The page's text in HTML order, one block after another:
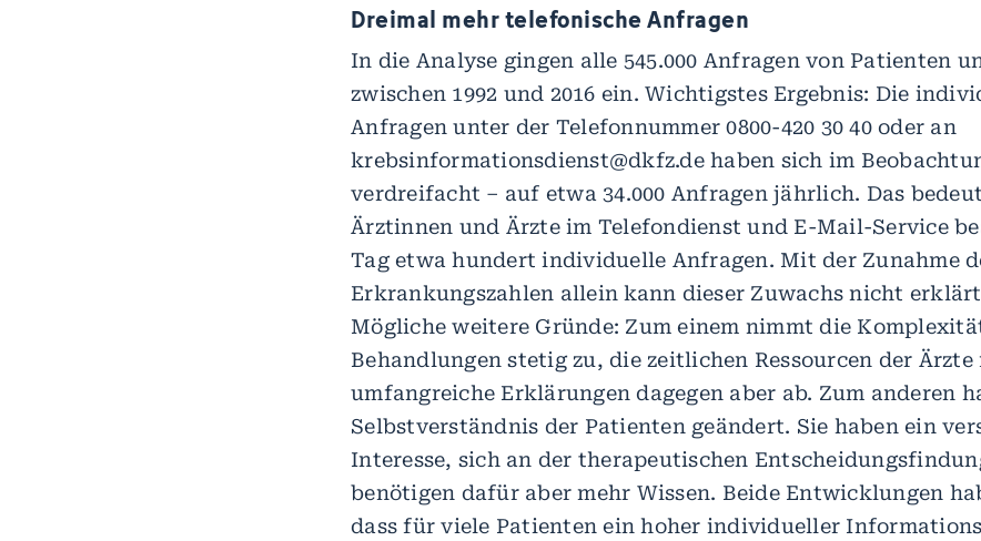
Dreimal mehr telefonische Anfragen
In die Analyse gingen alle 545.000 Anfragen von Patienten
zwischen 1992 und 2016 ein. Wichtigstes Ergebnis: Die
Anfragen unter der Telefonnummer 0800-420 30 40 oder an
krebsinformationsdienst@dkfz.de haben sich im
verdreifacht – auf etwa 34.000 Anfragen jährlich. Das
Ärztinnen und Ärzte im Telefondienst und E-Mail-Service
Tag etwa hundert individuelle Anfragen. Mit der Zunahme
Erkrankungszahlen allein kann dieser Zuwachs nicht
Mögliche weitere Gründe: Zum einem nimmt die
Behandlungen stetig zu, die zeitlichen Ressourcen der
umfangreiche Erklärungen dagegen aber ab. Zum anderen
Selbstverständnis der Patienten geändert. Sie haben ein
Interesse, sich an der therapeutischen
benötigen dafür aber mehr Wissen. Beide Entwicklungen
dass für viele Patienten ein hoher individueller